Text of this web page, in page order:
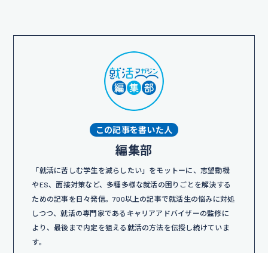
この記事を書いた人
編集部
「就活に苦しむ学生を減らしたい」をモットーに、志望動機
やES、面接対策など、多種多様な就活の困りごとを解決する
ための記事を日々発信。700以上の記事で就活生の悩みに対処
しつつ、就活の専門家であるキャリアアドバイザーの監修に
より、最後まで内定を狙える就活の方法を伝授し続けていま
す。